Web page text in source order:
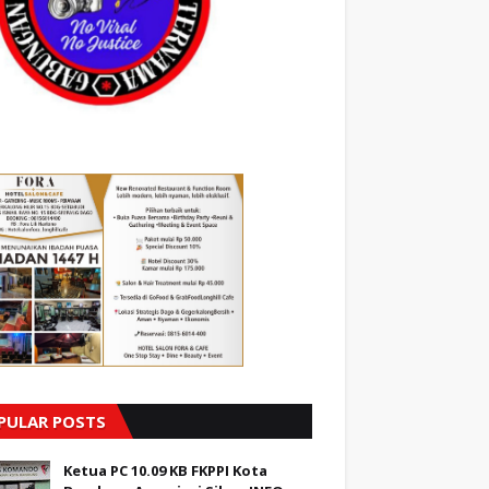
POSTS
Ketua PC 10.09 KB FKPPI Kota